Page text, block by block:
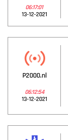
06:17:01
13-12-2021
P2000.nl
06:12:54
13-12-2021